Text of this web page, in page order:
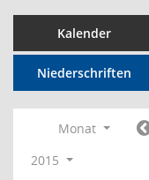
Kalender
Niederschriften
Monat
2015